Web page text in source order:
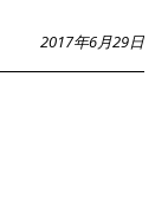
2017年6月29日